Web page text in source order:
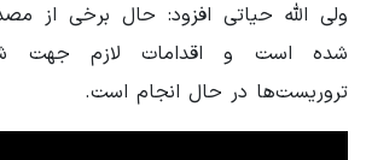
ولی الله حیاتی افزود: حال برخی از
شده است و اقدامات لازم جهت
تروریست‌ها در حال انجام است.